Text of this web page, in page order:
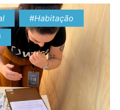
da Educação (MEC) e
#Habitação